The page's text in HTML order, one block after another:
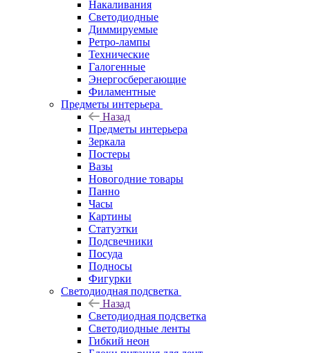
Накаливания
Светодиодные
Диммируемые
Ретро-лампы
Технические
Галогенные
Энергосберегающие
Филаментные
Предметы интерьера
Назад
Предметы интерьера
Зеркала
Постеры
Вазы
Новогодние товары
Панно
Часы
Картины
Статуэтки
Подсвечники
Посуда
Подносы
Фигурки
Светодиодная подсветка
Назад
Светодиодная подсветка
Светодиодные ленты
Гибкий неон